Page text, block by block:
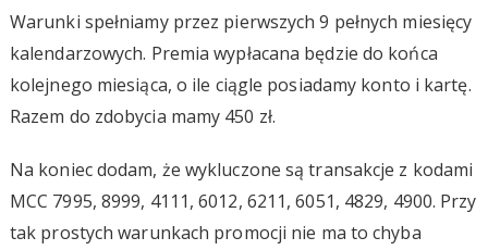
Warunki spełniamy przez pierwszych 9 pełnych miesięcy
kalendarzowych. Premia wypłacana będzie do końca
kolejnego miesiąca, o ile ciągle posiadamy konto i kartę.
Razem do zdobycia mamy 450 zł.
Na koniec dodam, że wykluczone są transakcje z kodami
MCC 7995, 8999, 4111, 6012, 6211, 6051, 4829, 4900. Przy
tak prostych warunkach promocji nie ma to chyba